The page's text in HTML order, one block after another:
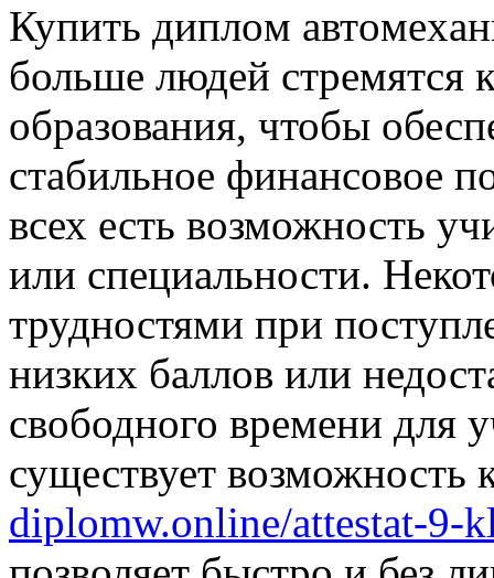
Купить диплoм
больше людей стремятся
образования, чтобы
стабильное финансовое
всех есть возможность
или специальности.
трудностями при
низких баллов или
свободного времени для
существует
diplomw.online/attestat-9-